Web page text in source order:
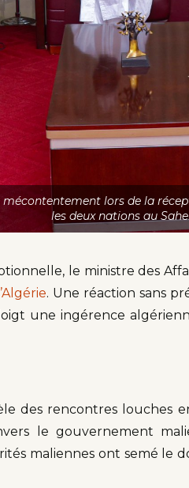
lors de la
les deux nations au
le ministre des
l’Algérie. Une réaction sans
une ingérence
des rencontres louches
le gouvernement
maliennes ont semé le